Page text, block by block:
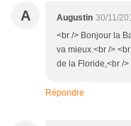
A Augustin 30/11/
<br /> Bonjour la
va mieux.<br />
de la Floride,<br />
Répondre